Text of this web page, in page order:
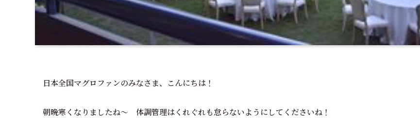
日本全国マグロファンのみなさま、こんにちは！
朝晩寒くなりましたね～ 体調管理はくれぐれも怠らないようにしてくださいね！